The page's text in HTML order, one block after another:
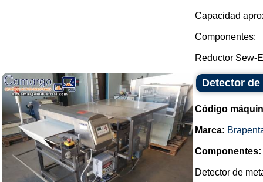
Capacidad
Componentes:
Reductor Sew-
Detector
Código
Marca:
Componentes:
Detector de